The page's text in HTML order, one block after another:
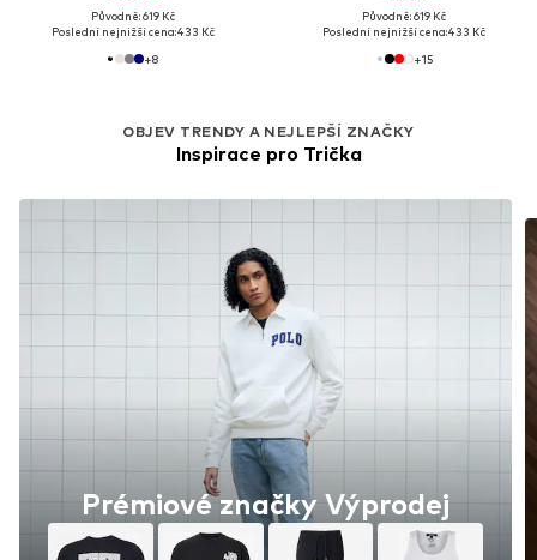
Původně: 619 Kč
Poslední nejnižší cena:433 Kč
+8
Původně: 619 Kč
Poslední nejnižší cena:433 Kč
+15
OBJEV TRENDY A NEJLEPŠÍ ZNAČKY
Inspirace pro Trička
Prémiové značky Výprodej